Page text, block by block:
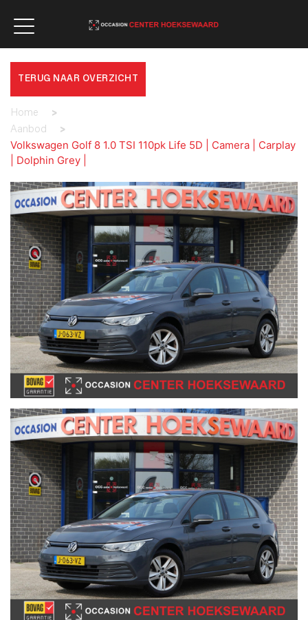
TERUG NAAR OVERZICHT
Home
>
Aanbod
>
Volkswagen Golf 8 1.0 TSI 110pk Life 5D | Camera | Carplay
| Dolphin Grey |